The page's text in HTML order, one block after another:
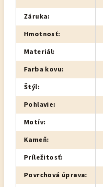
Záruka:
Hmotnosť:
Materiál:
Farba kovu:
Štýl:
Pohlavie:
Motív:
Kameň:
Príležitosť:
Povrchová úprava: